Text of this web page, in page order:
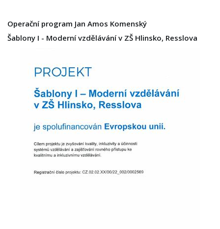
Operační program Jan Amos Komenský
Šablony I - Moderní vzdělávání v ZŠ Hlinsko, Resslova